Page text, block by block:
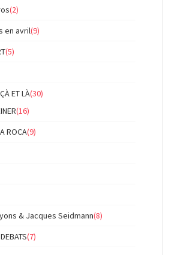
(2)
en avril(9)
(5)
ET LÀ(30)
(16)
ROCA(9)
& Jacques Seidmann(8)
(7)